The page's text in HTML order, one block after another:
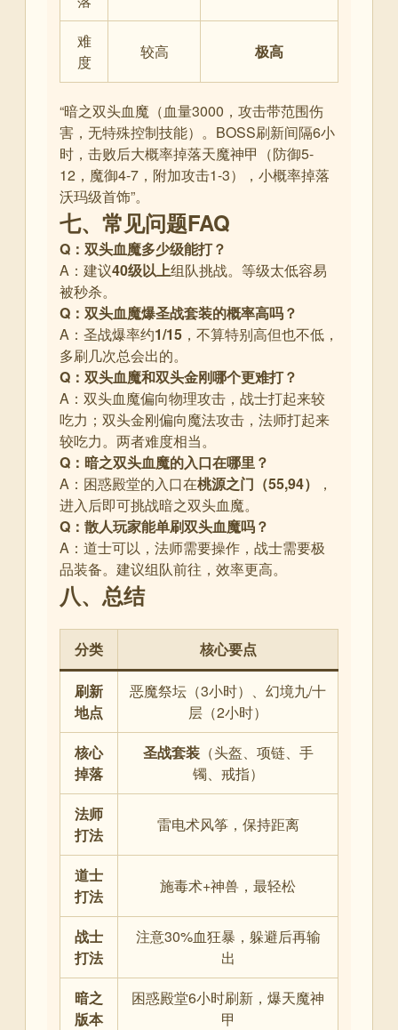
难
度
较高 极高
“暗之双头血魔（血量3000，攻击带范围伤
害，无特殊控制技能）。BOSS刷新间隔6小
时，击败后大概率掉落天魔神甲（防御5-
12，魔御4-7，附加攻击1-3），小概率掉落
沃玛级首饰”。
七、常见问题FAQ
Q：双头血魔多少级能打？
A：建议40级以上组队挑战。等级太低容易
被秒杀。
Q：双头血魔爆圣战套装的概率高吗？
A：圣战爆率约1/15 ，不算特别高但也不低，
多刷几次总会出的。
Q：双头血魔和双头金刚哪个更难打？
A：双头血魔偏向物理攻击，战士打起来较
吃力；双头金刚偏向魔法攻击，法师打起来
较吃力。两者难度相当。
Q：暗之双头血魔的入口在哪里？
A：困惑殿堂的入口在桃源之门（55,94）
，
进入后即可挑战暗之双头血魔。
Q：散人玩家能单刷双头血魔吗？
A：道士可以，法师需要操作，战士需要极
品装备。建议组队前往，效率更高。
八、总结
分类 核心要点
刷新
地点
恶魔祭坛（3小时）、幻境九/十
层（2小时）
核心
掉落
圣战套装（头盔、项链、手
镯、戒指）
法师
打法
雷电术风筝，保持距离
道士
打法
施毒术+神兽，最轻松
战士
打法
注意30%血狂暴，躲避后再输
出
暗之
版本
困惑殿堂6小时刷新，爆天魔神
甲